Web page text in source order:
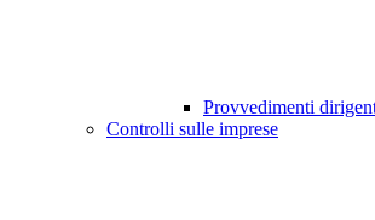
Provvedimenti
Controlli sulle imprese